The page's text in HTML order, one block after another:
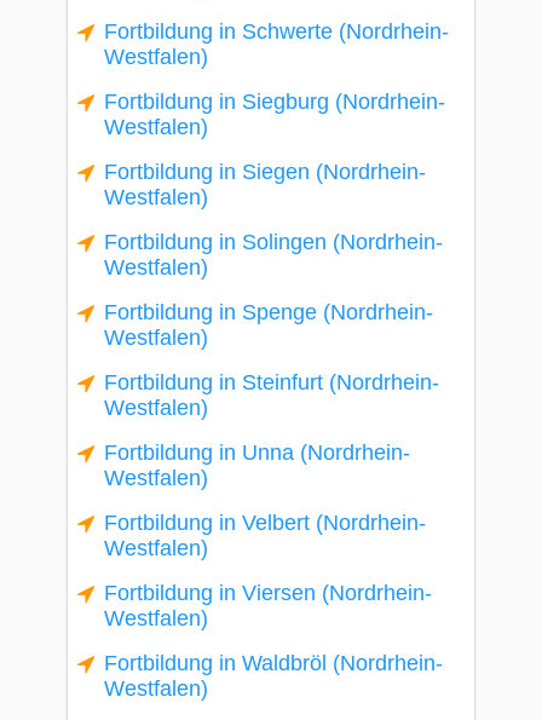
Fortbildung in Schwerte (Nordrhein-
Westfalen)
Fortbildung in Siegburg (Nordrhein-
Westfalen)
Fortbildung in Siegen (Nordrhein-
Westfalen)
Fortbildung in Solingen (Nordrhein-
Westfalen)
Fortbildung in Spenge (Nordrhein-
Westfalen)
Fortbildung in Steinfurt (Nordrhein-
Westfalen)
Fortbildung in Unna (Nordrhein-
Westfalen)
Fortbildung in Velbert (Nordrhein-
Westfalen)
Fortbildung in Viersen (Nordrhein-
Westfalen)
Fortbildung in Waldbröl (Nordrhein-
Westfalen)